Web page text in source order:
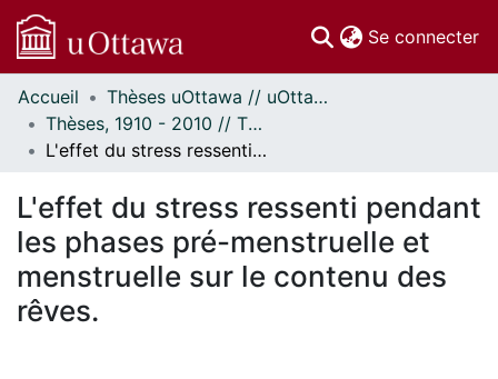
Se connecter
Communautés
et collections
Parcourir
À propos
Accueil
Thèses uOttawa // uOttawa Theses
Thèses, 1910 - 2010 // Theses, 1910 - 2010
L'effet du stress ressenti pendant les phases pré-menstruelle et menstruelle sur le contenu des rêves.
L'effet du stress ressenti pendant
les phases pré-menstruelle et
menstruelle sur le contenu des
rêves.